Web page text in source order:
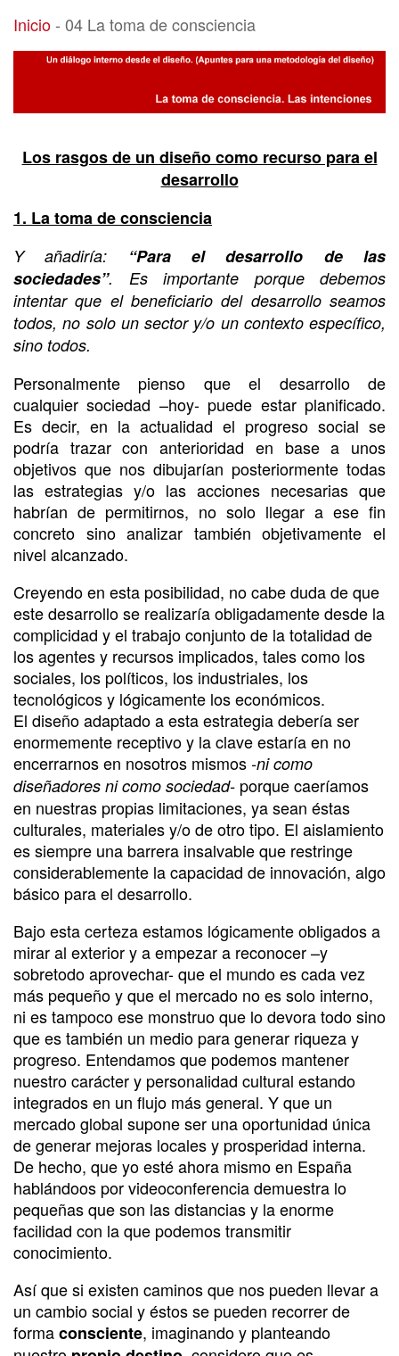
04 La toma de consciencia
Inicio- 04 La toma de consciencia
Los rasgos de un diseño como recurso para el
desarrollo
1. La toma de consciencia
Y añadiría: “Para el desarrollo de las
sociedades”. Es importante porque debemos
intentar que el beneficiario del desarrollo seamos
todos, no solo un sector y/o un contexto específico,
sino todos.
Personalmente pienso que el desarrollo de
cualquier sociedad –hoy- puede estar planificado.
Es decir, en la actualidad el progreso social se
podría trazar con anterioridad en base a unos
objetivos que nos dibujarían posteriormente todas
las estrategias y/o las acciones necesarias que
habrían de permitirnos, no solo llegar a ese fin
concreto sino analizar también objetivamente el
nivel alcanzado.
Creyendo en esta posibilidad, no cabe duda de que
este desarrollo se realizaría obligadamente desde la
complicidad y el trabajo conjunto de la totalidad de
los agentes y recursos implicados, tales como los
sociales, los políticos, los industriales, los
tecnológicos y lógicamente los económicos.
El diseño adaptado a esta estrategia debería ser
enormemente receptivo y la clave estaría en no
encerrarnos en nosotros mismos -ni como
diseñadores ni como sociedad- porque caeríamos
en nuestras propias limitaciones, ya sean éstas
culturales, materiales y/o de otro tipo. El aislamiento
es siempre una barrera insalvable que restringe
considerablemente la capacidad de innovación, algo
básico para el desarrollo.
Bajo esta certeza estamos lógicamente obligados a
mirar al exterior y a empezar a reconocer –y
sobretodo aprovechar- que el mundo es cada vez
más pequeño y que el mercado no es solo interno,
ni es tampoco ese monstruo que lo devora todo sino
que es también un medio para generar riqueza y
progreso. Entendamos que podemos mantener
nuestro carácter y personalidad cultural estando
integrados en un flujo más general. Y que un
mercado global supone ser una oportunidad única
de generar mejoras locales y prosperidad interna.
De hecho, que yo esté ahora mismo en España
hablándoos por videoconferencia demuestra lo
pequeñas que son las distancias y la enorme
facilidad con la que podemos transmitir
conocimiento.
Así que si existen caminos que nos pueden llevar a
un cambio social y éstos se pueden recorrer de
formaconsciente, imaginando y planteando